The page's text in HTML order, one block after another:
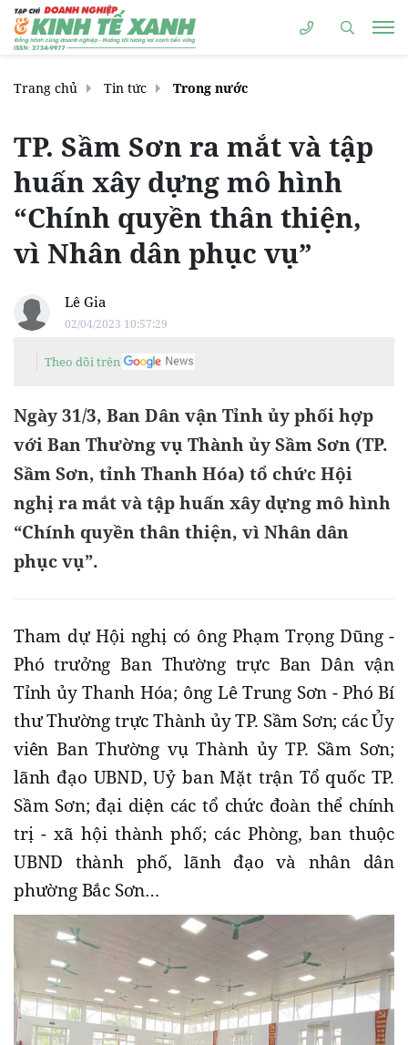
Trang chủ Tin tức Trong nước
TP. Sầm Sơn ra mắt và tập
huấn xây dựng mô hình
“Chính quyền thân thiện,
vì Nhân dân phục vụ”
Lê Gia
02/04/2023 10:57:29
Theo dõi trên
Ngày 31/3, Ban Dân vận Tỉnh ủy phối hợp
với Ban Thường vụ Thành ủy Sầm Sơn (TP.
Sầm Sơn, tỉnh Thanh Hóa) tổ chức Hội
nghị ra mắt và tập huấn xây dựng mô hình
“Chính quyền thân thiện, vì Nhân dân
phục vụ”.
Tham dự Hội nghị có ông Phạm Trọng Dũng -
Phó trưởng Ban Thường trực Ban Dân vận
Tỉnh ủy Thanh Hóa; ông Lê Trung Sơn - Phó Bí
thư Thường trực Thành ủy TP. Sầm Sơn; các Ủy
viên Ban Thường vụ Thành ủy TP. Sầm Sơn;
lãnh đạo UBND, Uỷ ban Mặt trận Tổ quốc TP.
Sầm Sơn; đại diện các tổ chức đoàn thể chính
trị - xã hội thành phố; các Phòng, ban thuộc
UBND thành phố, lãnh đạo và nhân dân
phường Bắc Sơn…